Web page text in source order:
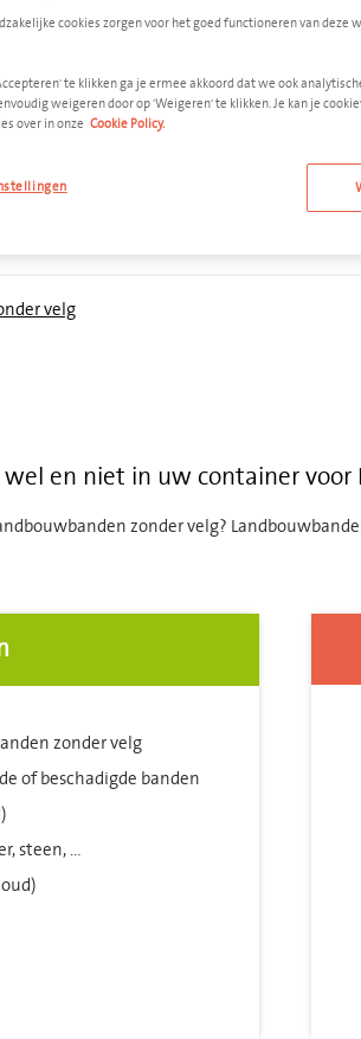
velg
en niet in uw container voor
zonder velg?
zonder velg
of beschadigde banden
steen, …
cookies zorgen voor het goed functioneren van deze
te klikken ga je ermee akkoord dat we ook
weigeren door op 'Weigeren' te klikken. Je kan je
over in onze Cookie Policy.